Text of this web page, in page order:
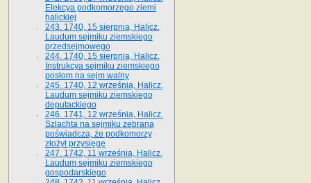
Elekcya podkomorzego ziemi
halickiej
243. 1740, 15 sierpnia, Halicz.
Laudum sejmiku ziemskiego
przedsejmowego
244. 1740, 15 sierpnia, Halicz.
Instrukcya sejmiku ziemskiego
posłom na sejm walny
245. 1740, 12 września, Halicz.
Laudum sejmiku ziemskiego
deputackiego
246. 1741, 12 września, Halicz.
Szlachta na sejmiku zebrana
poświadcza, że podkomorzy
złożył przysięgę
247. 1742, 11 września, Halicz.
Laudum sejmiku ziemskiego
gospodarskiego